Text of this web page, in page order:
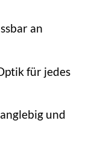
an
für jedes
und